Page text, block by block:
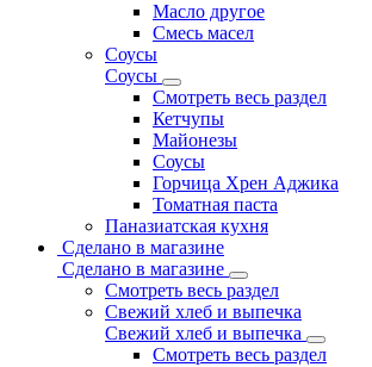
Масло другое
Смесь масел
Соусы
Соусы
Смотреть весь раздел
Кетчупы
Майонезы
Соусы
Горчица Хрен Аджика
Томатная паста
Паназиатская кухня
Сделано в магазине
Сделано в магазине
Смотреть весь раздел
Свежий хлеб и выпечка
Свежий хлеб и выпечка
Смотреть весь раздел